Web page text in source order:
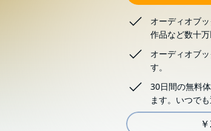
オーディオブ
作品など数十
オーディオブ
す。
30日間の無料
ます。いつでも